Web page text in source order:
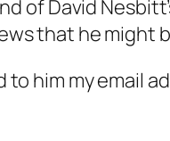
of David
that he might
to him my email